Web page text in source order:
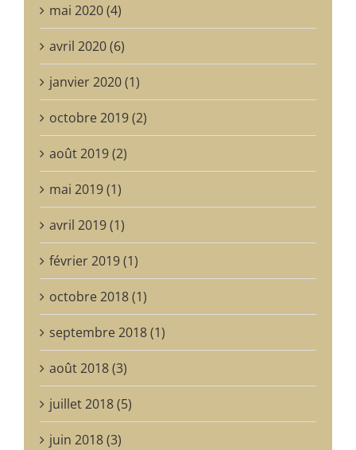
mai 2020 (4)
avril 2020 (6)
janvier 2020 (1)
octobre 2019 (2)
août 2019 (2)
mai 2019 (1)
avril 2019 (1)
février 2019 (1)
octobre 2018 (1)
septembre 2018 (1)
août 2018 (3)
juillet 2018 (5)
juin 2018 (3)